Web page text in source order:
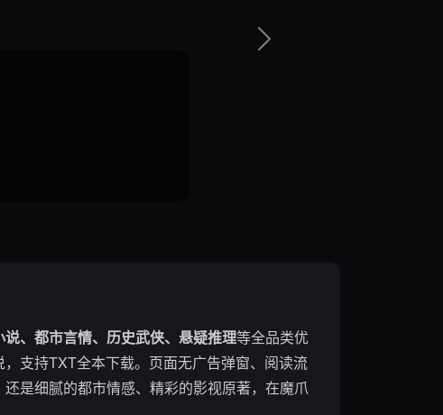
、都市言情、历史武侠、悬疑推理等全品类优
支持TXT全本下载。页面无广告弹窗、阅读流
是细腻的都市情感、精彩的影视原著，在魔爪